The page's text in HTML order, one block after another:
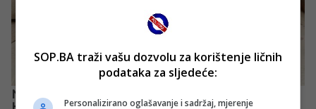
SOP.BA traži vašu dozvolu za korištenje ličnih
podataka za sljedeće:
Personalizirano oglašavanje i sadržaj, mjerenje